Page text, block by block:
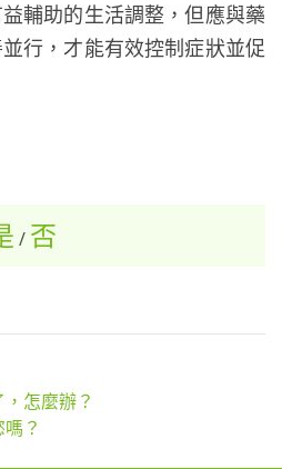
輔助的生活調整，但應與藥
行，才能有效控制症狀並促
/ 否
怎麼辦？
？